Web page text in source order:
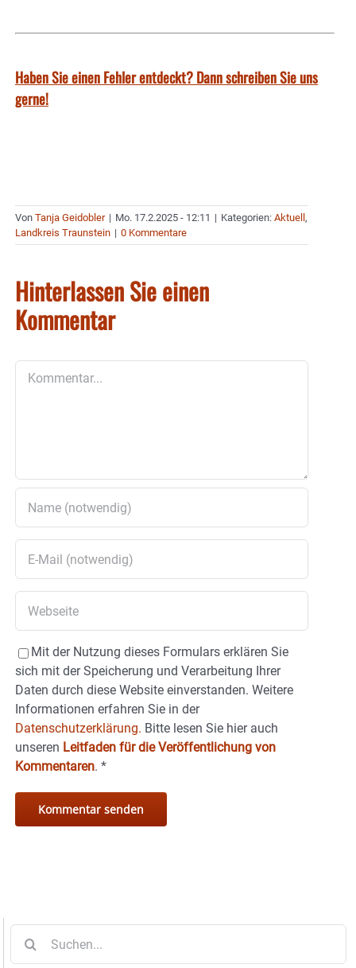
Haben Sie einen Fehler entdeckt? Dann schreiben Sie uns
gerne!
Von Tanja Geidobler | Mo. 17.2.2025 - 12:11 | Kategorien: Aktuell ,
Landkreis Traunstein | 0 Kommentare
Hinterlassen Sie einen
Kommentar
Mit der Nutzung dieses Formulars erklären Sie
sich mit der Speicherung und Verarbeitung Ihrer
Daten durch diese Website einverstanden. Weitere
Informationen erfahren Sie in der
Datenschutzerklärung. Bitte lesen Sie hier auch
unseren Leitfaden für die Veröffentlichung von
Kommentaren. *
nach: